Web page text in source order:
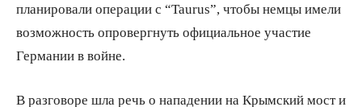
планировали операции с “Taurus”, чтобы немцы имели
возможность опровергнуть официальное участие
Германии в войне.
В разговоре шла речь о нападении на Крымский мост и